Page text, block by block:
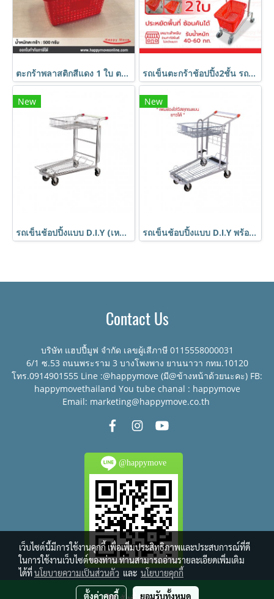
ตะกร้าพลาสติกสีแดง 1 ใบ ตะกร้าใส่ของ ตะกร้ามีรู มีหูหิ้ว HORECAT code 58750 รถเข็นตะกร้าช้อปปิ้ง2ชั้น รถเข็นช้อปปิ้ง รถเข็นวางตะกร้า Happy Move รุ่น Smile
New
รถเข็นช้อปปิ้งแบบ D.I.Y (เหมือนห้างบุญถาวร) ตะกร้ารถเข็นช้อบปิ้ง รถเข็นบรรทุกของ code 52178
New
รถเข็นช้อบปิ้งแบบ D.I.Y พร้อมที่วางของเป็นแผ่นด้านข้าง (เหมือนห้าง Homepro) code 40304
Contact Us
บริษัท แฮปปี้มูฟ จำกัด เลขผู้เสีภาษี 0115558000031
6/1 ซ.53 ถนนพระราม 3 บางโพงพาง ยานนาวา กทม.10120
โทร.0914901555 Line :@happymove (มี@ข้างหน้าด้วยนะคะ) FB:
happymovethailand You tube chanal : happymove
Email: marketing@happymove.co.th
@happymove
© Copyright 2016 All right reserved.
เว็บไซต์นี้มีการใช้งานคุกกี้ เพื่อเพิ่มประสิทธิภาพและประสบการณ์ที่ดี
ในการใช้งานเว็บไซต์ของท่าน ท่านสามารถอ่านรายละเอียดเพิ่มเติม
ได้ที่นโยบายความเป็นส่วนตัว และ นโยบายคุกกี้
ตั้งค่าคุกกี้ ยอมรับทั้งหมด